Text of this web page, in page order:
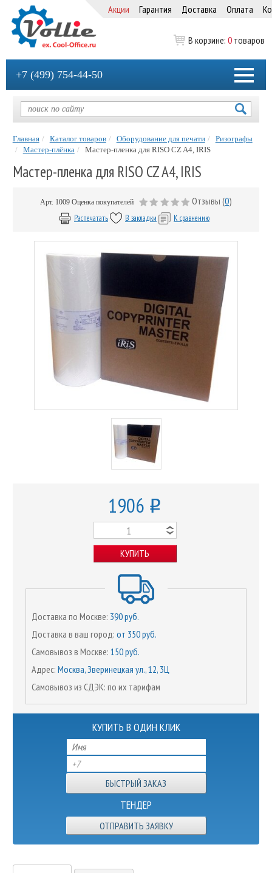
Акции Гарантия Доставка Оплата
В корзине: 0 товаров
+7 (499) 754-44-50
Главная Каталог товаров Оборудование для печати
Ризографы
Мастер-плёнка
Мастер-пленка для RISO CZ A4, IRIS
Мастер-пленка для RISO CZ A4, IRIS
Арт. 1009 Оценка покупателей Отзывы (0)
Распечатать В закладки К сравнению
1906 o
КУПИТЬ
Доставка по Москве: 390 руб.
Доставка в ваш город: от 350 руб.
Самовывоз в Москве: 150 руб.
Адрес: Москва, Зверинецкая ул., 12, 3Ц
Самовывоз из СДЭК: по их тарифам
КУПИТЬ В ОДИН КЛИК
ТЕНДЕР
ОТПРАВИТЬ ЗАЯВКУ